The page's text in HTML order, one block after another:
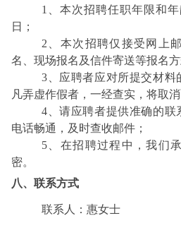
1、本次招聘任职年限和
日；
2、本次招聘仅接受网上
名、现场报名及信件寄送等报名方
3、应聘者应对所提交材料
凡弄虚作假者，一经查实，将取
4、请应聘者提供准确的
电话畅通，及时查收邮件；
5、在招聘过程中，我们
密。
八、联系方式
联系人：惠女士